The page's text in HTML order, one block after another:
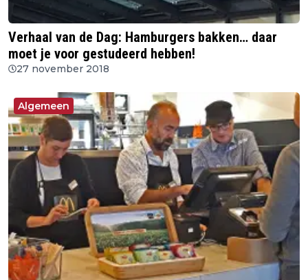
Verhaal van de Dag: Hamburgers bakken… daar
moet je voor gestudeerd hebben!
27 november 2018
Algemeen